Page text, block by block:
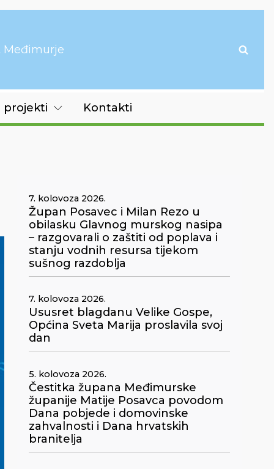
Međimurje
projekti Kontakti
7. kolovoza 2026.
Župan Posavec i Milan Rezo u
obilasku Glavnog murskog nasipa
– razgovarali o zaštiti od poplava i
stanju vodnih resursa tijekom
sušnog razdoblja
7. kolovoza 2026.
Ususret blagdanu Velike Gospe,
Općina Sveta Marija proslavila svoj
dan
5. kolovoza 2026.
Čestitka župana Međimurske
županije Matije Posavca povodom
Dana pobjede i domovinske
zahvalnosti i Dana hrvatskih
branitelja